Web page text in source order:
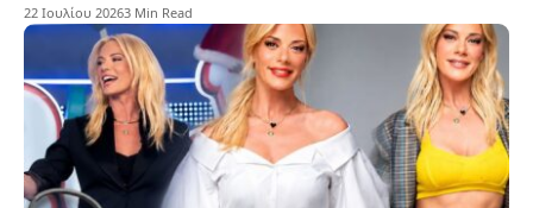
22 Ιουλίου 20263 Min Read